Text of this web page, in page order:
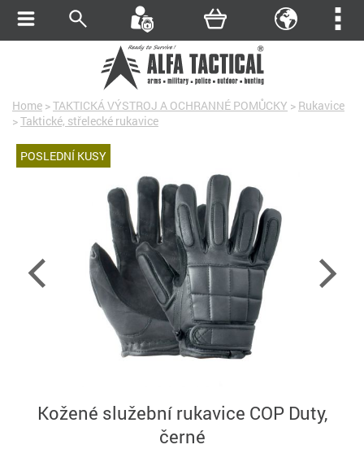
Home >TAKTICKÁ VÝSTROJ A OCHRANNÉ POMŮCKY > Rukavice
>Taktické, střelecké rukavice
POSLEDNÍ KUSY
Kožené služební rukavice COP Duty,
černé